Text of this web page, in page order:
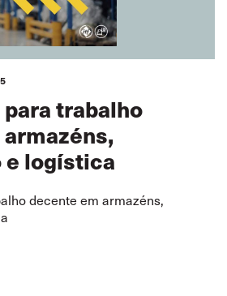
trabalho
logística
decente em armazéns,